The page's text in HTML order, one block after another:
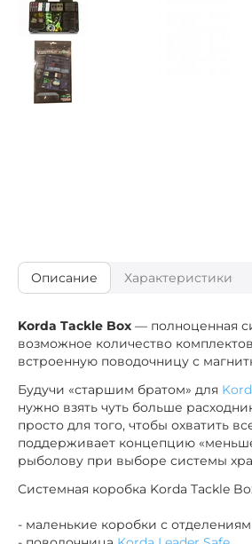
Описание Характеристики
Korda Tackle Box — полноценная
возможное количество
встроенную поводочницу с
Будучи «старшим братом» для
нужно взять чуть больше
просто для того, чтобы охватить
поддерживает концепцию
рыболову при выборе системы
Системная коробка Korda Tackle
- маленькие коробки с